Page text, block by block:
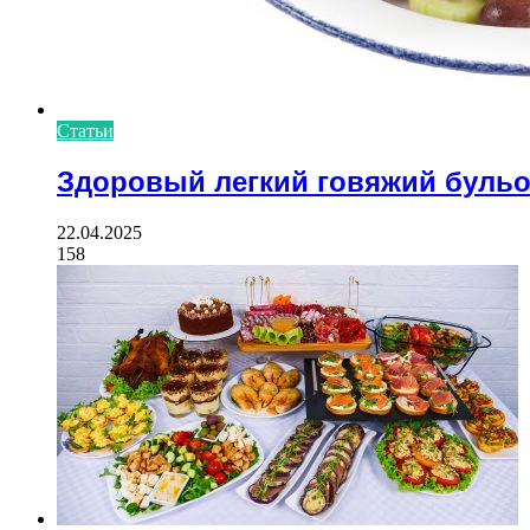
Статьи
Здоровый легкий говяжий
22.04.2025
158